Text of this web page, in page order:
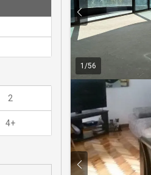
1 /56
2
4+